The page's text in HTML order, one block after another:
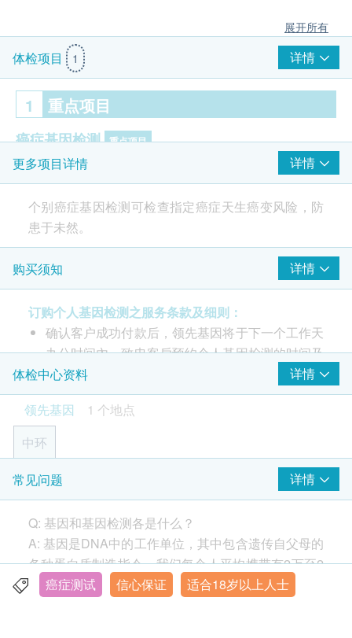
展开所有
体检项目 1 详情
1 重点项目
癌症基因检测 重点项目
睾丸癌
更多项目详情 详情
个别癌症基因检测可检查指定癌症天生癌变风险，防
患于未然。
癌症可在家族中遗传。个别癌症基因检测
透过次世代
基因测序检查指定癌症的天生癌变风险，防患于未
然，但并不能检查出现时是否有癌症病变。如所需检
查癌症未有在以下列出，请向我们查询。
如癌症风险增加
- 癌症预防，包括饮食及生活习惯调整
- 医学跟进，个人化的针对性体检，哪怕有癌症病变
也能尽早发现
免费享用遗传学顾问咨询服务——解读检测报告，分
析基因资讯，答疑解惑，照顾您和家人的健康，助您
作出更好的健康管理计划和人生抉择。
癌症基因 - 一次检测 一生受用! (只有中文)
美国检测中心认证
澳亚人类遗传学会及澳亚遗传学顾问学会认可遗传学
顾问
购买须知 详情
订购个人基因检测之服务条款及细则：
确认客户成功付款后，领先基因将于下一个工作天
办公时间內，致电客戶预约个人基因检测的时间及
地点。
本基因检测有效期为6个月，客戶必须于6个月內
(由确认付款日期起计)接受有关检测，逾期作废。
三者及／或退款。
如有争议，健康网购health.ESDlife保留最终決定
权。
所有基因检测并非作为医务诊断或治疗用途。
所有个人基因检测客戶均可免费预约享用一次检测
前及一次检测后的遗传学顾问咨询/报告解读服
务。
报告需时约 10-12 星期, 并由遗传学顾问提供咨询
体检中心资料
详情
领先基因
1 个地点
中环
香港中环毕打街中建大厦14楼1411-1413室
显示地图
星期一至五：9:00am – 12:30pm, 2:30pm – 6:00pm
星期六： 9:00am – 12:30pm
星期日及公众假期：休息
常见问题 详情
Q: 基因和基因检测各是什么？
A: 基因是DNA中的工作单位，其中包含遗传自父母的
各种蛋白质制造指令。我们每个人平均携带有2万至2
万5千个基因，決定了我们的大部分身体和健康特
癌症测试 信心保证 适合18岁以上人士